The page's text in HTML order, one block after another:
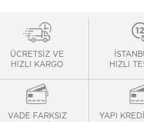
ÜCRETSİZ VE
HIZLI KARGO
HIZLI
VADE FARKSIZ
YAPI